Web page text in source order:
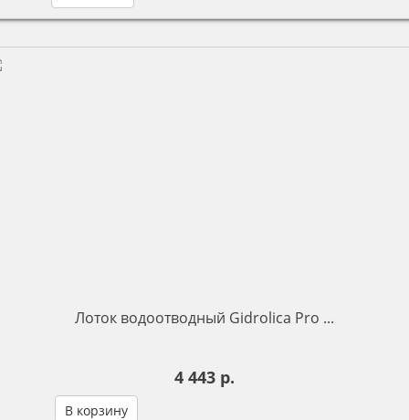
Лоток водоотводный Gidrolica Pro ...
4 443 р.
В корзину